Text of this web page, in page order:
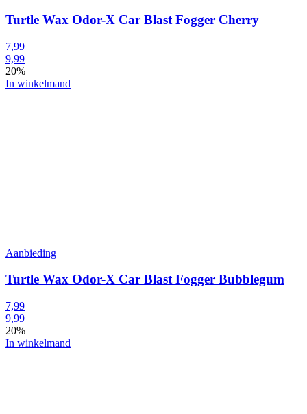
Turtle Wax Odor-X Car Blast Fogger Cherry
7,99
9,99
20%
In winkelmand
Aanbieding
Turtle Wax Odor-X Car Blast Fogger Bubblegum
7,99
9,99
20%
In winkelmand